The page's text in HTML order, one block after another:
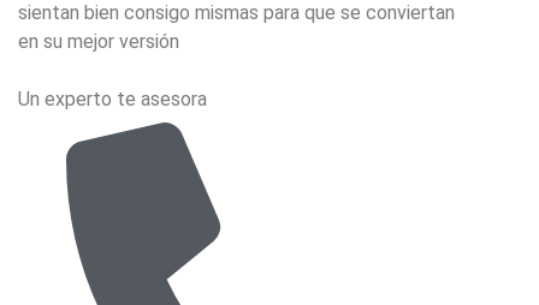
sientan bien consigo mismas para que se conviertan
en su mejor versión
Un experto te asesora